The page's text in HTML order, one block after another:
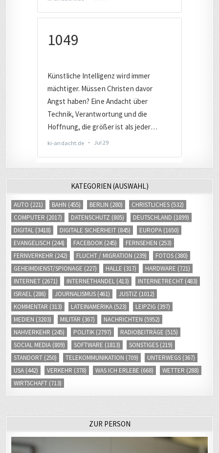
AUTO(221) BAHN(455) BERLIN(280) CHRISTLICHES(532)
COMPUTER
(2017) DATENSCHUTZ (805) DEUTSCHLAND(1899)
DIGITAL (3418) DIGITALE SICHERHEIT(845) EUROPA(1650)
EVANGELISCH (244) FACEBOOK(245) FERNSEHEN(253)
FERNVERKEHR(242) FLUCHT / MIGRATION(239) FOTOS
GEHEIMDIENST/SPIONAGE(227) HALLE (317) HARDWARE(721)
INTERNET(2671) INTERNETHANDEL(413) INTERNETRECHT(483)
ISRAEL(286) JOURNALISMUS(461) JUSTIZ
(1012)
KOMMENTAR
(313) LATEINAMERIKA (523) LEIPZIG
MEDIEN(3203) MILITÄR(367) NACHRICHTEN(5952)
NAHVERKEHR(245) POLITIK (2797) RADIOBEITRÄGE
SOCIAL MEDIA (809) SOFTWARE(1813) SONSTIGES(219)
STANDORT(250) TELEKOMMUNIKATION (709) UNTERWEGS
USA(442) VERKEHR(378) WAS ICH ERLEBE (668) WETTER(288)
WIRTSCHAFT(713)